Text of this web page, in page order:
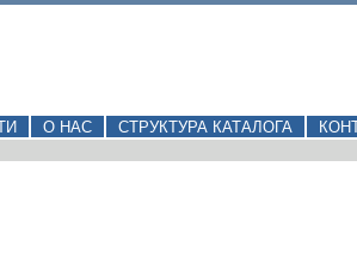
О НАС СТРУКТУРА КАТАЛОГА